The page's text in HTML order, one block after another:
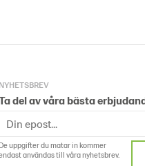
NYHETSBREV
del av våra bästa
De uppgifter du matar in kommer
användas till våra nyhetsbrev.